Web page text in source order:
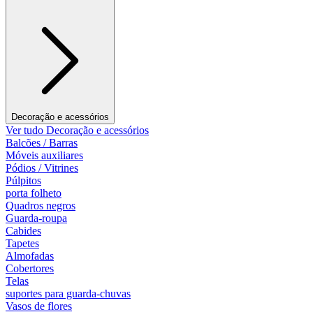
Decoração e acessórios
Ver tudo Decoração e acessórios
Balcões / Barras
Móveis auxiliares
Pódios / Vitrines
Púlpitos
porta folheto
Quadros negros
Guarda-roupa
Cabides
Tapetes
Almofadas
Cobertores
Telas
suportes para guarda-chuvas
Vasos de flores